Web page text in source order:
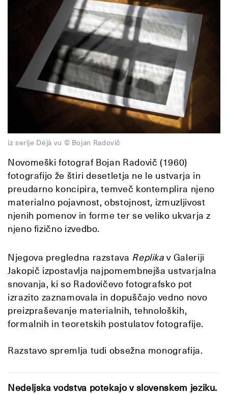
iz serije Déjà vu © Bojan Radovič
Novomeški fotograf Bojan Radovič (1960)
fotografijo že štiri desetletja ne le ustvarja in
preudarno koncipira, temveč kontemplira njeno
materialno pojavnost, obstojnost, izmuzljivost
njenih pomenov in forme ter se veliko ukvarja z
njeno fizično izvedbo.
Njegova pregledna razstava Replika v Galeriji
Jakopič izpostavlja najpomembnejša ustvarjalna
snovanja, ki so Radovičevo fotografsko pot
izrazito zaznamovala in dopuščajo vedno novo
preizpraševanje materialnih, tehnoloških,
formalnih in teoretskih postulatov fotografije.
Razstavo spremlja tudi obsežna monografija.
Nedeljska vodstva potekajo v slovenskem jeziku.